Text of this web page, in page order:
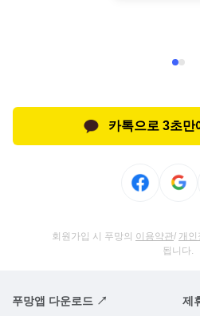
카톡으로 3초만
회원가입 시 푸망의 이용약관/ 개인
됩니다.
푸망앱 다운로드 ↗ 제